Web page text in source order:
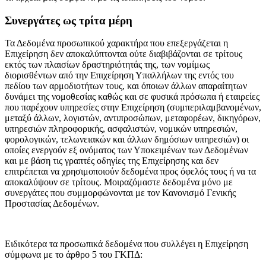
Συνεργάτες ως τρίτα μέρη
Τα Δεδομένα προσωπικού χαρακτήρα που επεξεργάζεται η
Επιχείρηση δεν αποκαλύπτονται ούτε διαβιβάζονται σε τρίτους
εκτός των πλαισίων δραστηριότητάς της, των νομίμως
διορισθέντων από την Επιχείρηση Υπαλλήλων της εντός του
πεδίου των αρμοδιοτήτων τους, και όποιων άλλων απαραίτητων
δυνάμει της νομοθεσίας καθώς και σε φυσικά πρόσωπα ή εταιρείες
που παρέχουν υπηρεσίες στην Επιχείρηση (συμπεριλαμβανομένων,
μεταξύ άλλων, λογιστών, αντιπροσώπων, μεταφορέων, δικηγόρων,
υπηρεσιών πληροφορικής, ασφαλιστών, νομικών υπηρεσιών,
φορολογικών, τελωνειακών και άλλων δημόσιων υπηρεσιών) οι
οποίες ενεργούν εξ ονόματος των Υποκειμένων των Δεδομένων
και με βάση τις γραπτές οδηγίες της Επιχείρησης και δεν
επιτρέπεται να χρησιμοποιούν δεδομένα προς όφελός τους ή να τα
αποκαλύψουν σε τρίτους. Μοιραζόμαστε δεδομένα μόνο με
συνεργάτες που συμμορφώνονται με τον Κανονισμό Γενικής
Προστασίας Δεδομένων.
Eιδικότερα τα προσωπικά δεδομένα που συλλέγει η Επιχείρηση
σύμφωνα με το άρθρο 5 του ΓΚΠΔ: